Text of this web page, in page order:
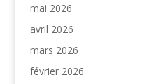
mai 2026
avril 2026
mars 2026
février 2026